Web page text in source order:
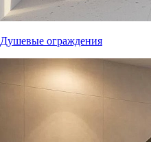
Душевые ограждения